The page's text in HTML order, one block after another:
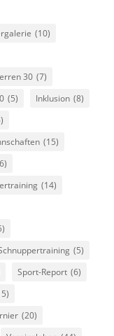
(10)
30 (7)
(5) Inklusion (8)
(15)
(14)
(5)
Sport-Report (6)
(20)